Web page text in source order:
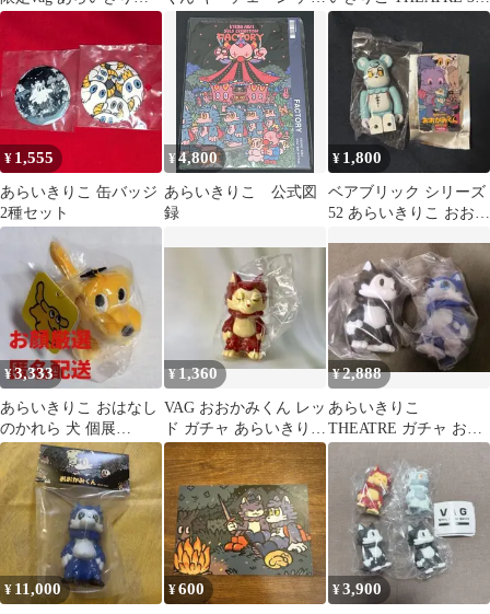
個展「Theater」
ーム ぬいぐるみ
THEATRE
セット
¥ 1,555
あらいきりこ 缶バッジ
2種セット
¥4,800
あらいきりこ 公式図
録
¥ 1,800
ベアブリック シリーズ
52 あらいきりこ おおか
¥3,333
あらいきりこ おはなし
のかれら 犬 個展
THEATRE ぬいぐるみ
マスコット
¥1,360
VAG おおかみくん レッ
ド ガチャ あらいきりこ
個展 THEATER
¥2,888
あらいきりこ
THEATRE ガチャ おお
かみくん ソフビ VAG
¥ 11,000 ¥600 ¥3,900